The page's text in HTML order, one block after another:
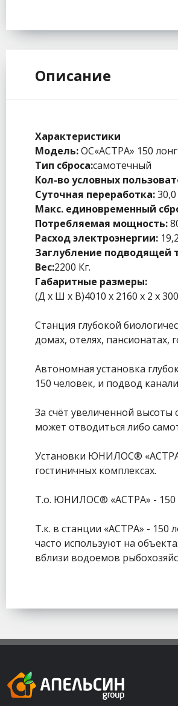
Описание
Характеристики
Модель:ОС«АСТРА» 150 лонг
Тип сброса:самотечный
Кол-во условных
Суточная переработка:
Макс. единовременный
Потребляемая мощность:
Расход электроэнергии:
Заглубление подводящей
Вес:2200 Кг.
Габаритные размеры:
(Д х Ш х В)4010 x 2160 х 2 x
Станция глубокой
домах, отелях, пансионатах,
Автономная установка
150 человек, и подвод
За счёт увеличенной
может отводиться либо
Установки ЮНИЛОС® «АСТРА»
гостиничных комплексах.
Т.о. ЮНИЛОС® «АСТРА» - 150
Т.к. в станции «АСТРА» -
часто используют на
вблизи водоемов